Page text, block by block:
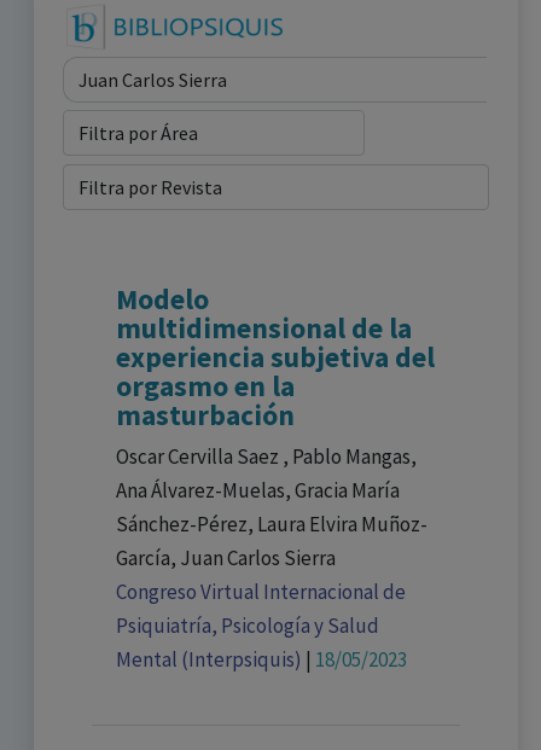
Modelo
multidimensional de la
experiencia subjetiva del
orgasmo en la
masturbación
Oscar Cervilla Saez , Pablo Mangas,
Ana Álvarez-Muelas, Gracia María
Sánchez-Pérez, Laura Elvira Muñoz-
García, Juan Carlos Sierra
Congreso Virtual Internacional de
Psiquiatría, Psicología y Salud
Mental (Interpsiquis) | 18/05/2023